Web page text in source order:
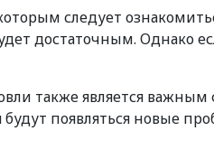
следует
достаточным. Однако
также является
появляться новые